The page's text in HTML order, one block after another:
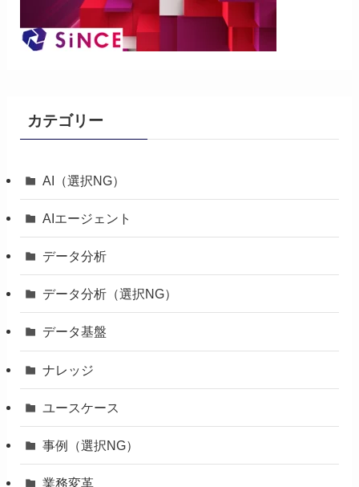
カテゴリー
AI（選択NG）
AIエージェント
データ分析
データ分析（選択NG）
データ基盤
ナレッジ
ユースケース
事例（選択NG）
業務変革